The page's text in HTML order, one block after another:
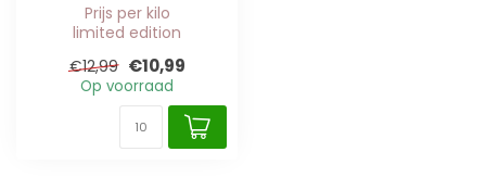
Prijs per kilo
limited edition
€12,99 €10,99
Op voorraad